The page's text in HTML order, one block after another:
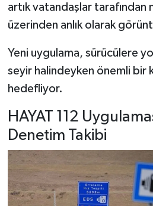
artık vatandaşlar tarafından
üzerinden anlık olarak
Yeni uygulama, sürücülere
seyir halindeyken önemli bir
hedefliyor.
HAYAT 112
Denetim Takibi
Seydiler Haberleri
Tosya Haberleri
Karadeniz Haberleri
Ulusal Haberler
Teknoloji Haberleri
Siyaset Haberleri